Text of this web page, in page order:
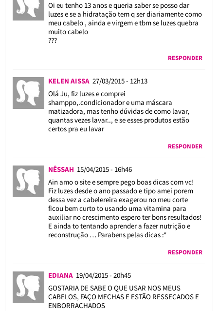
Oi eu tenho 13 anos e queria saber se posso dar
luzes e se a hidratação tem q ser diariamente como
meu cabelo , ainda e virgem e tbm se luzes quebra
muito cabelo
???
RESPONDER
KELEN AISSA 27/03/2015 - 12h13
Olá Ju, fiz luzes e comprei
shamppo,.condicionador e uma máscara
matizadora, mas tenho dúvidas de como lavar,
quantas vezes lavar.., e se esses produtos estão
certos pra eu lavar
RESPONDER
NÊSSAH 15/04/2015 - 16h46
Ain amo o site e sempre pego boas dicas com vc!
Fiz luzes desde o ano passado e tipo amei porem
dessa vez a cabelereira exagerou no meu corte
ficou bem curto to usando uma vitamina para
auxiliar no crescimento espero ter bons resultados!
E ainda to tentando aprender a fazer nutrição e
reconstrução … Parabens pelas dicas :*
RESPONDER
EDIANA 19/04/2015 - 20h45
GOSTARIA DE SABE O QUE USAR NOS MEUS
CABELOS, FAÇO MECHAS E ESTÃO RESSECADOS E
ENBORRACHADOS